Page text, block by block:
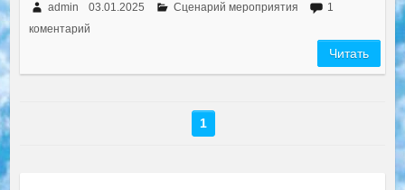
admin 03.01.2025 Сценарий мероприятия
1
коментарий
Читать
1